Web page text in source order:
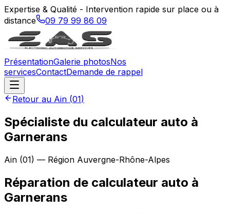
Expertise & Qualité - Intervention rapide sur place ou à
distance
09 79 99 86 09
PrésentationGalerie photosNos
servicesContactDemande de rappel
Retour au Ain (01)
Spécialiste du calculateur auto à
Garnerans
Ain (01) — Région Auvergne-Rhône-Alpes
Réparation de calculateur auto à
Garnerans